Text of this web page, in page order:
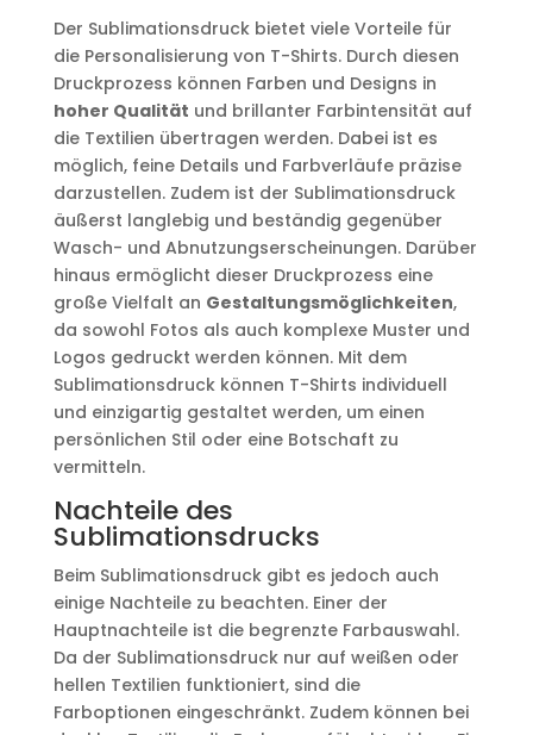
Der Sublimationsdruck bietet viele Vorteile für
die Personalisierung von T-Shirts. Durch diesen
Druckprozess können Farben und Designs in
hoher Qualität und brillanter Farbintensität auf
die Textilien übertragen werden. Dabei ist es
möglich, feine Details und Farbverläufe präzise
darzustellen. Zudem ist der Sublimationsdruck
äußerst langlebig und beständig gegenüber
Wasch- und Abnutzungserscheinungen. Darüber
hinaus ermöglicht dieser Druckprozess eine
große Vielfalt an Gestaltungsmöglichkeiten,
da sowohl Fotos als auch komplexe Muster und
Logos gedruckt werden können. Mit dem
Sublimationsdruck können T-Shirts individuell
und einzigartig gestaltet werden, um einen
persönlichen Stil oder eine Botschaft zu
vermitteln.
Nachteile des
Sublimationsdrucks
Beim Sublimationsdruck gibt es jedoch auch
einige Nachteile zu beachten. Einer der
Hauptnachteile ist die begrenzte Farbauswahl.
Da der Sublimationsdruck nur auf weißen oder
hellen Textilien funktioniert, sind die
Farboptionen eingeschränkt. Zudem können bei